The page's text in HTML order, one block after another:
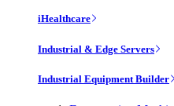
iHealthcare
Industrial & Edge Servers
Industrial Equipment Builder